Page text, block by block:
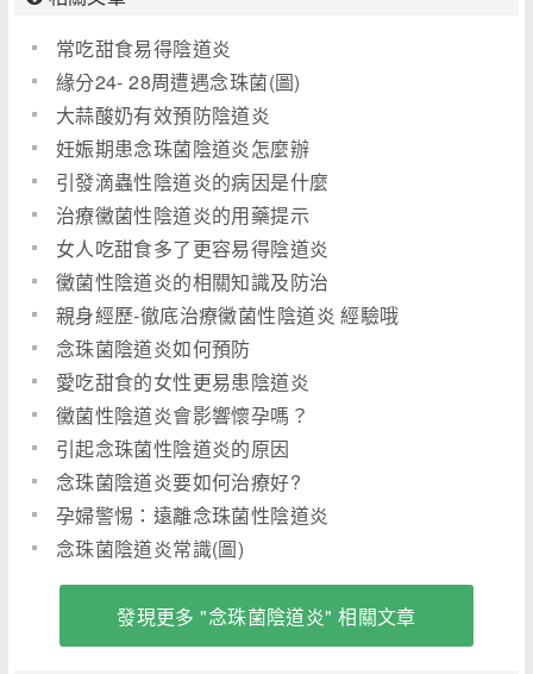
常吃甜食易得陰道炎
緣分24- 28周遭遇念珠菌(圖)
大蒜酸奶有效預防陰道炎
妊娠期患念珠菌陰道炎怎麼辦
引發滴蟲性陰道炎的病因是什麼
治療黴菌性陰道炎的用藥提示
女人吃甜食多了更容易得陰道炎
黴菌性陰道炎的相關知識及防治
親身經歷-徹底治療黴菌性陰道炎 經驗哦
念珠菌陰道炎如何預防
愛吃甜食的女性更易患陰道炎
黴菌性陰道炎會影響懷孕嗎？
引起念珠菌性陰道炎的原因
念珠菌陰道炎要如何治療好?
孕婦警惕：遠離念珠菌性陰道炎
念珠菌陰道炎常識(圖)
發現更多 "念珠菌陰道炎" 相關文章